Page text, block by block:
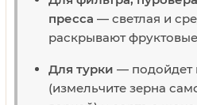
пресса — светлая и
раскрывают
Для турки — подойдет
(измельчите зерна